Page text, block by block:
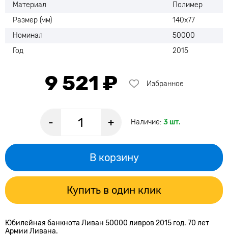
Материал
Полимер
Размер (мм)
140х77
Номинал
50000
Год
2015
9 521 ₽ Избранное
- + Наличие: 3 шт.
В корзину
Купить в один клик
Юбилейная банкнота Ливан 50000 ливров 2015 год. 70 лет
Армии Ливана.